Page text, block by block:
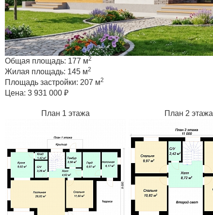
Общая площадь: 177 м2
Жилая площадь: 145 м2
Площадь застройки: 207 м2
Цена: 3 931 000 ₽
План 1 этажа
План 2 этажа